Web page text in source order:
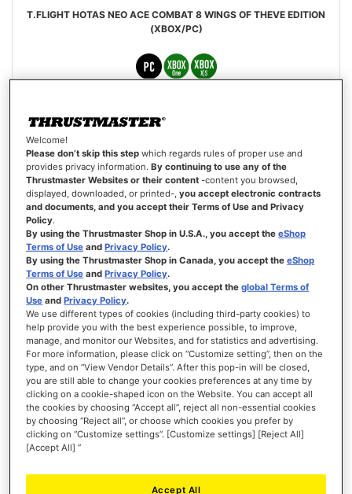
T.FLIGHT HOTAS NEO ACE COMBAT 8 WINGS OF THEVE EDITION
(XBOX/PC)
129,99 €
PREORDINARE
LISTA
DEI
DESIDERI
VISTA
Welcome!
Please don’t skip this step which regards rules of proper use and
provides privacy information.By continuing to use any of the
Thrustmaster Websites or their content -content you browsed,
displayed, downloaded, or printed-,you accept electronic contracts
and documents, and you accept their Terms of Use and Privacy
Policy.
By using the Thrustmaster Shop in U.S.A., you accept theeShop
Terms of Use andPrivacy Policy.
By using the Thrustmaster Shop in Canada, you accept theeShop
Terms of Use andPrivacy Policy.
On other Thrustmaster websites, you accept theglobal Terms of
Use andPrivacy Policy.
We use different types of cookies (including third-party cookies) to
help provide you with the best experience possible, to improve,
manage, and monitor our Websites, and for statistics and advertising.
For more information, please click on “Customize setting”, then on the
type, and on “View Vendor Details”. After this pop-in will be closed,
you are still able to change your cookies preferences at any time by
clicking on a cookie-shaped icon on the Website. You can accept all
the cookies by choosing “Accept all”, reject all non-essential cookies
by choosing “Reject all”, or choose which cookies you prefer by
clicking on “Customize settings”. [Customize settings] [Reject All]
[Accept All] ”
Accept All